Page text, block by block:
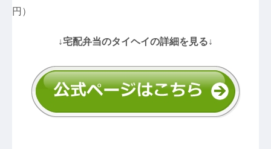
円）
↓宅配弁当のタイヘイの詳細を見る↓